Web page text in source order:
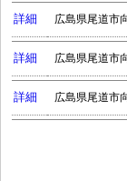
詳細 広島県尾道市
詳細 広島県尾道市
詳細 広島県尾道市